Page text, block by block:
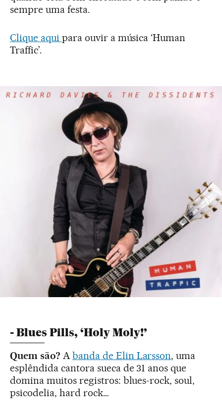
sempre uma festa.
Clique aqui para ouvir a música ‘Human
Traffic’.
- Blues Pills, ‘Holy Moly!’
Quem são? Abanda de Elin Larsson, uma
esplêndida cantora sueca de 31 anos que
domina muitos registros: blues-rock, soul,
psicodelia, hard rock…